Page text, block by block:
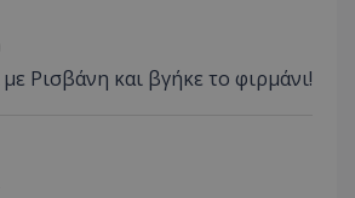
Ρισβάνη και βγήκε το φιρμάνι!